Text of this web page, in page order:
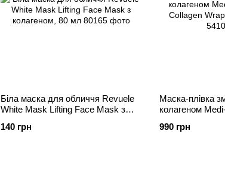
Біла маска для обличчя Revuele
White Mask Lifting Face Mask з
140 грн
Маска-плівка
колагеном
990 грн